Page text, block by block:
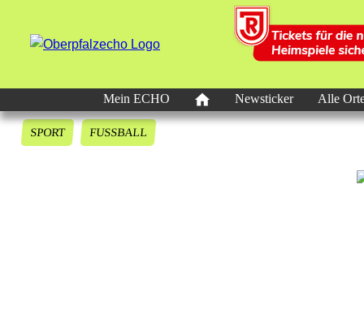
Mein ECHO Newsticker Alle
SPORT FUSSBALL